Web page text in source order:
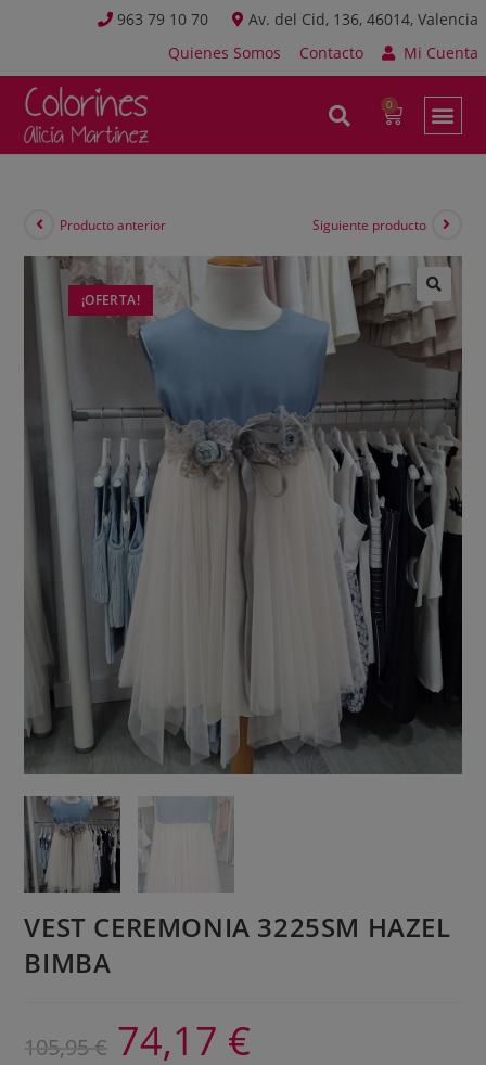
963 79 10 70
Av. del Cid, 136, 46014, Valencia
Quienes Somos
Contacto Mi Cuenta
¡OFERTA!
Producto anterior Siguiente producto
VEST CEREMONIA 3225SM HAZEL
BIMBA
105,95 € 74,17 €